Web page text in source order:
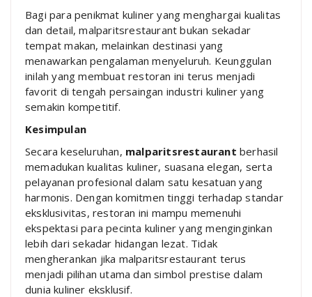
Bagi para penikmat kuliner yang menghargai kualitas
dan detail, malparitsrestaurant bukan sekadar
tempat makan, melainkan destinasi yang
menawarkan pengalaman menyeluruh. Keunggulan
inilah yang membuat restoran ini terus menjadi
favorit di tengah persaingan industri kuliner yang
semakin kompetitif.
Kesimpulan
Secara keseluruhan, malparitsrestaurant berhasil
memadukan kualitas kuliner, suasana elegan, serta
pelayanan profesional dalam satu kesatuan yang
harmonis. Dengan komitmen tinggi terhadap standar
eksklusivitas, restoran ini mampu memenuhi
ekspektasi para pecinta kuliner yang menginginkan
lebih dari sekadar hidangan lezat. Tidak
mengherankan jika malparitsrestaurant terus
menjadi pilihan utama dan simbol prestise dalam
dunia kuliner eksklusif.